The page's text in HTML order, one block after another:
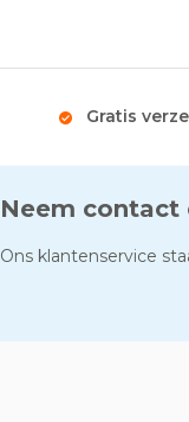
Gratis
Neem contact
Ons klantenservice